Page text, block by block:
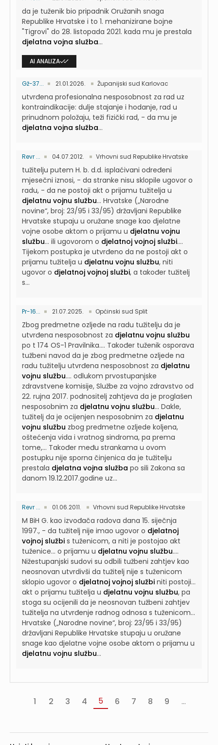
da je tuženik bio pripadnik Oružanih snaga
Republike Hrvatske i to 1. mehanizirane bojne
"Tigrovi" do 28. listopada 2021. kada mu je prestala
djelatna vojna služba...
AI ANALIZA
Gž-37... 21.01.2026. Županijski sud Karlovac
utvrđena profesionalna nesposobnost za rad uz
kontraindikacije: dulje stajanje i hodanje, rad u
prinudnom položaju, teži fizički rad, - da mu je
djelatna vojna služba...
Revr ... 04.07.2012. Vrhovni sud Republike Hrvatske
tužitelju putem H. b. d.d. isplaćivani određeni
mjesečni iznosi, - da stranke nisu sklopile ugovor o
radu, - da ne postoji akt o prijamu tužitelja u
djelatnu vojnu službu... Hrvatske („Narodne
novine“, broj: 23/95 i 33/95) državljani Republike
Hrvatske stupaju u oružane snage kao djelatne
vojne osobe aktom o prijamu u djelatnu vojnu
službu... ili ugovorom o djelatnoj vojnoj službi....
Tijekom postupka je utvrđeno da ne postoji akt o
prijamu tužitelja u djelatnu vojnu službu, niti
ugovor o djelatnoj vojnoj službi, a također tužitelj
s...
Pr-16... 21.07.2025. Općinski sud Split
Zbog predmetne ozljede na radu tužitelju da je
utvrđena nesposobnost za djelatnu vojnu službu
po t 174 OS-1 Pravilnika.... Također tuženik osporava
tužbeni navod da je zbog predmetne ozljede na
radu tužitelju utvrđena nesposobnost za djelatnu
vojnu službu.... odlukom prvostupanjske
zdravstvene komisije, Službe za vojno zdravstvo od
22. rujna 2017. podnositelj zahtjeva da je proglašen
nesposobnim za djelatnu vojnu službu... Dakle,
tužitelj da je ocijenjen nesposobnim za djelatnu
vojnu službu zbog predmetne ozljede koljena,
oštećenja vida i vratnog sindroma, pa prema
tome,... Također među strankama u ovom
postupku nije sporna činjenica da je tužitelju
prestala djelatna vojna služba po sili Zakona sa
danom 19.12.2017.godine uz...
Revr ... 01.06.2011. Vrhovni sud Republike Hrvatske
M BiH G. kao izvođača radova dana 15. siječnja
1997., - da tužitelj nije imao ugovor o djelatnoj
vojnoj službi s tuženicom, a niti je postojao akt
tuženice... o prijamu u djelatnu vojnu službu....
Nižestupanjski sudovi su odbili tužbeni zahtjev kao
neosnovan utvrdivši da tužitelj nije s tuženicom
sklopio ugovor o djelatnoj vojnoj službi niti postoji...
akt o prijamu tužitelja u djelatnu vojnu službu, pa
stoga su ocijenili da je neosnovan tužbeni zahtjev
tužitelja na utvrđenje radnog odnosa s tuženicom...
Hrvatske („Narodne novine“, broj: 23/95 i 33/95)
državljani Republike Hrvatske stupaju u oružane
snage kao djelatne vojne osobe aktom o prijamu u
djelatnu vojnu službu...
1 2 3 4 5 6 7 8 9 ...